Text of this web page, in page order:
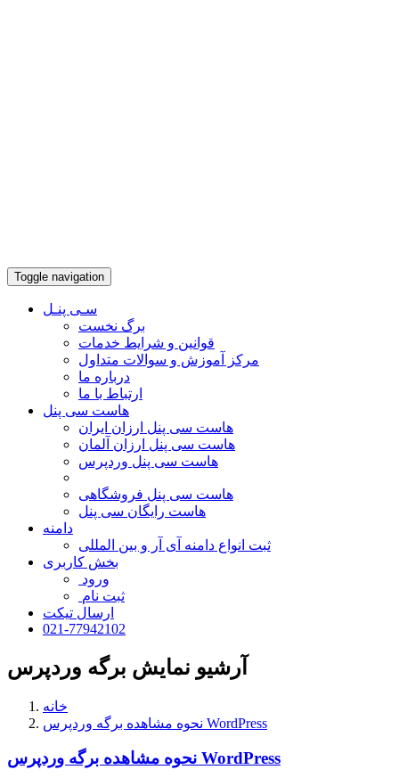
Toggle navigation
سـی پنـل
برگ نخست
قوانین و شرایط خدمات
مرکز آموزش و سوالات متداول
درباره ما
ارتباط با ما
هاست سی پنل
هاست سی پنل ارزان ایران
هاست سی پنل ارزان آلمان
هاست سی پنل وردپرس
هاست سی پنل فروشگاهی
هاست رایگان سی پنل
دامنه
ثبت انواع دامنه آی آر و بین المللی
بخش کاربری
ورود
ثبت نام
ارسال تیکت
021-77942102
آرشیو نمایش برگه وردپرس
خانه
نحوه مشاهده برگه وردپرس WordPress
نحوه مشاهده برگه وردپرس WordPress